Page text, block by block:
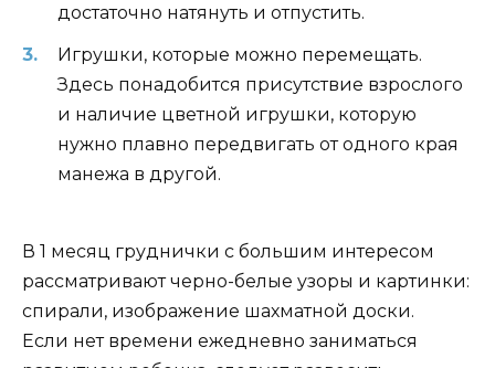
достаточно натянуть и отпустить.
Игрушки, которые можно перемещать.
Здесь понадобится присутствие взрослого
и наличие цветной игрушки, которую
нужно плавно передвигать от одного края
манежа в другой.
В 1 месяц груднички с большим интересом
рассматривают черно-белые узоры и картинки:
спирали, изображение шахматной доски.
Если нет времени ежедневно заниматься